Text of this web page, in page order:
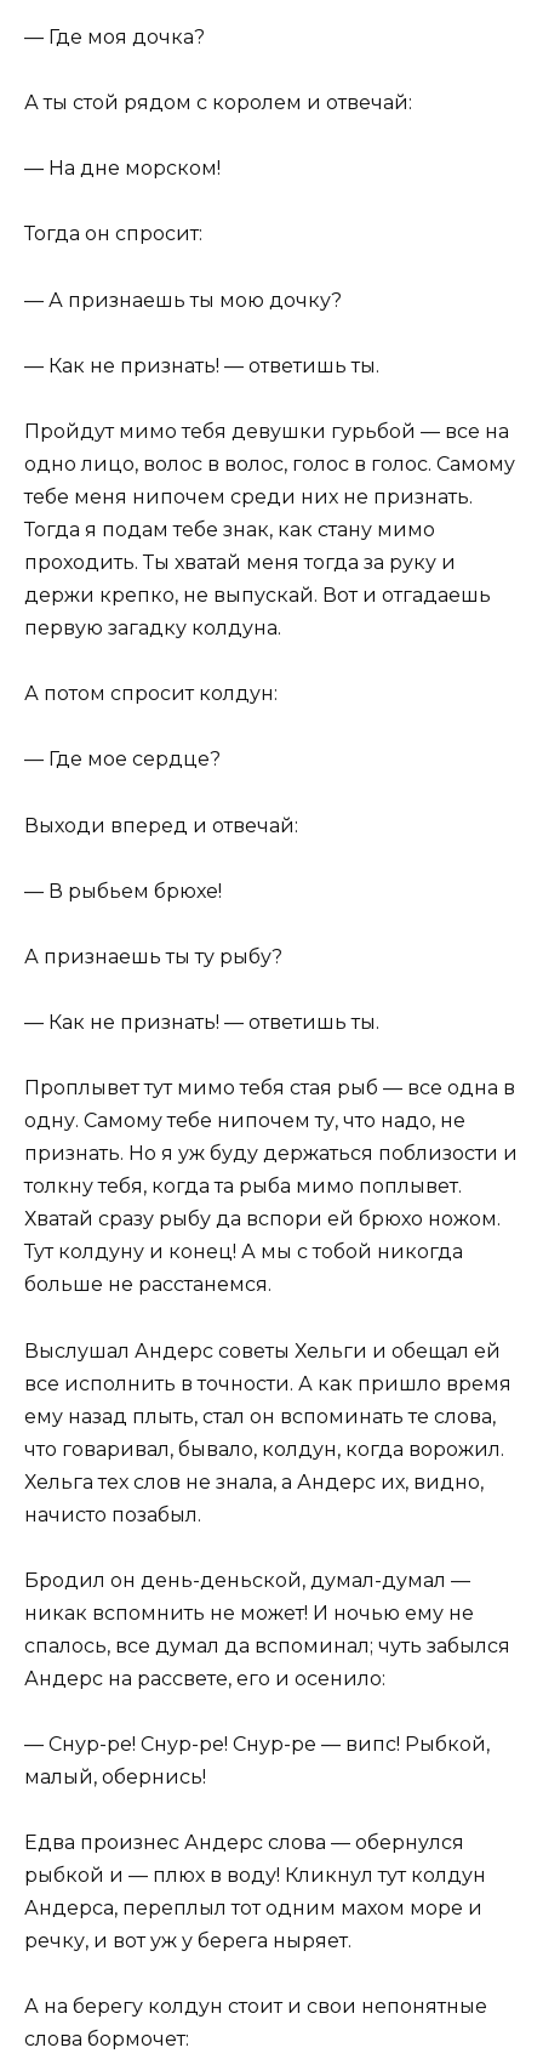
— Где моя дочка?
А ты стой рядом с королем и отвечай:
— На дне морском!
Тогда он спросит:
— А признаешь ты мою дочку?
— Как не признать! — ответишь ты.
Пройдут мимо тебя девушки гурьбой — все на
одно лицо, волос в волос, голос в голос. Самому
тебе меня нипочем среди них не признать.
Тогда я подам тебе знак, как стану мимо
проходить. Ты хватай меня тогда за руку и
держи крепко, не выпускай. Вот и отгадаешь
первую загадку колдуна.
А потом спросит колдун:
— Где мое сердце?
Выходи вперед и отвечай:
— В рыбьем брюхе!
А признаешь ты ту рыбу?
— Как не признать! — ответишь ты.
Проплывет тут мимо тебя стая рыб — все одна в
одну. Самому тебе нипочем ту, что надо, не
признать. Но я уж буду держаться поблизости и
толкну тебя, когда та рыба мимо поплывет.
Хватай сразу рыбу да вспори ей брюхо ножом.
Тут колдуну и конец! А мы с тобой никогда
больше не расстанемся.
Выслушал Андерс советы Хельги и обещал ей
все исполнить в точности. А как пришло время
ему назад плыть, стал он вспоминать те слова,
что говаривал, бывало, колдун, когда ворожил.
Хельга тех слов не знала, а Андерс их, видно,
начисто позабыл.
Бродил он день-деньской, думал-думал —
никак вспомнить не может! И ночью ему не
спалось, все думал да вспоминал; чуть забылся
Андерс на рассвете, его и осенило:
— Снур-ре! Снур-ре! Снур-ре — випс! Рыбкой,
малый, обернись!
Едва произнес Андерс слова — обернулся
рыбкой и — плюх в воду! Кликнул тут колдун
Андерса, переплыл тот одним махом море и
речку, и вот уж у берега ныряет.
А на берегу колдун стоит и свои непонятные
слова бормочет: